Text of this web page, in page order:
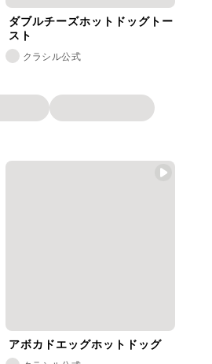
ダブルチーズホットドッグトー
スト
クラシル公式
アボカドエッグホットドッグ